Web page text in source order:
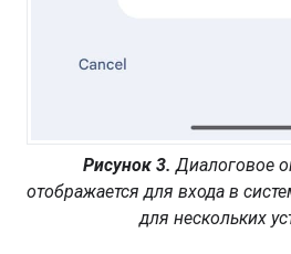
Рисунок 3. Диалоговое
отображается для входа в
для нескольких